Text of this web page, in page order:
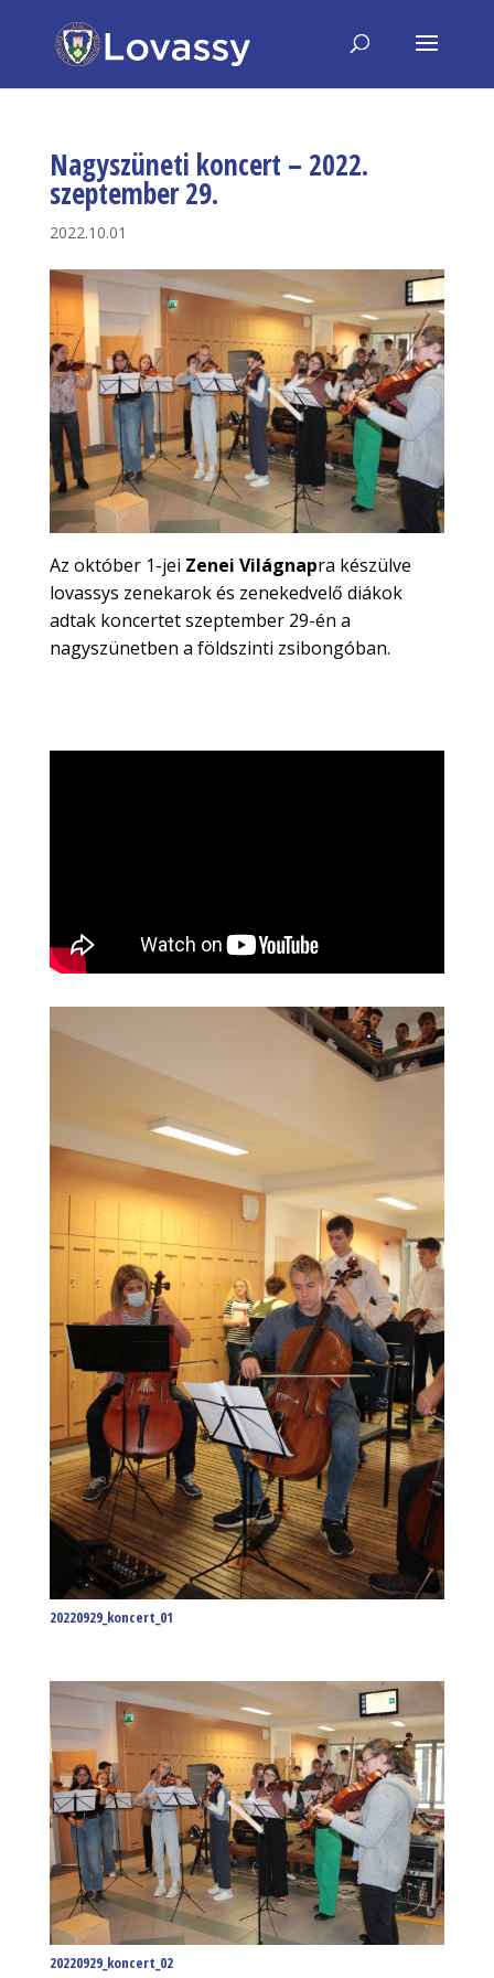
Nagyszüneti koncert – 2022.
szeptember 29.
2022.10.01
Az október 1-jei Zenei Világnapra készülve
lovassys zenekarok és zenekedvelő diákok
adtak koncertet szeptember 29-én a
nagyszünetben a földszinti zsibongóban.
20220929_koncert_01
20220929_koncert_02